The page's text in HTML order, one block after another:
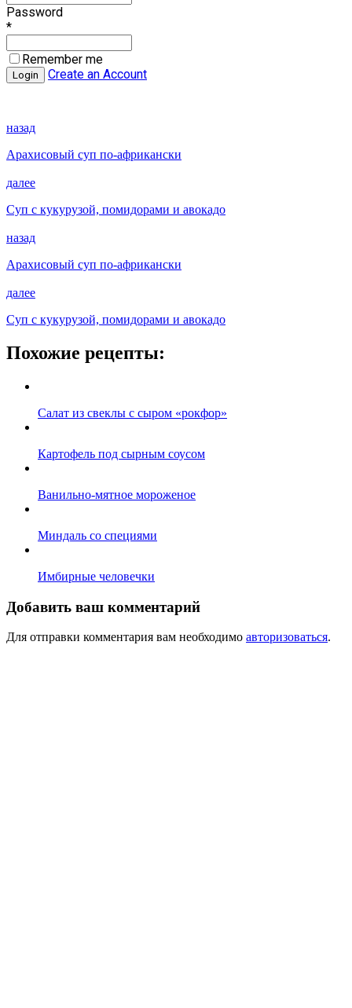
Password
*
Remember me
Create an Account
назад
Арахисовый суп по-африкански
далее
Суп с кукурузой, помидорами и авокадо
назад
Арахисовый суп по-африкански
далее
Суп с кукурузой, помидорами и авокадо
Похожие рецепты:
Салат из свеклы с сыром «рокфор»
Картофель под сырным соусом
Ванильно-мятное мороженое
Миндаль со специями
Имбирные человечки
Добавить ваш комментарий
Для отправки комментария вам необходимо авторизоваться.